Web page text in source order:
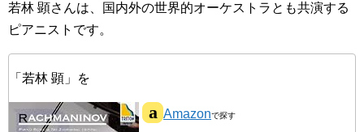
若林 顕さんは、国内外の世界的オーケストラとも共演する
ピアニストです。
「若林 顕」を
Amazon